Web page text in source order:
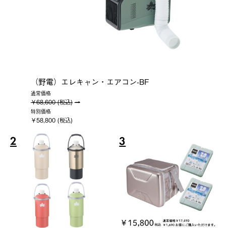
（野電）エレキャン・エアコン-BF
通常価格
￥68,600 (税込)
特別価格
￥58,800 (税込)
2 3